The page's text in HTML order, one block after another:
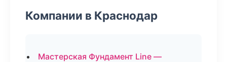
Компании в Краснодар
Мастерская Фундамент Line —